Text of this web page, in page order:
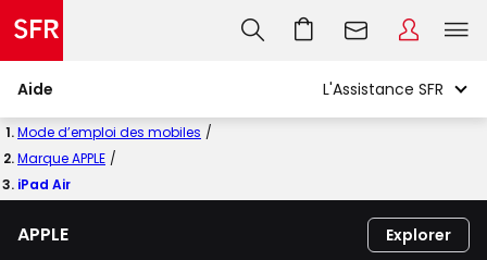
Aide
Mode d’emploi des mobiles
Marque APPLE
iPad Air
APPLE Explorer